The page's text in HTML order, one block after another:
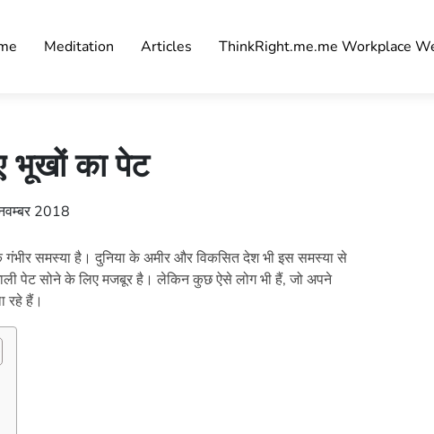
Meditation Articles ThinkRight.me.me Workplace
भूखों का पेट
2018
गंभीर समस्या है। दुनिया के अमीर और विकसित देश भी इस समस्या से
पेट सोने के लिए मजबूर है। लेकिन कुछ ऐसे लोग भी हैं, जो अपने
रहे हैं।